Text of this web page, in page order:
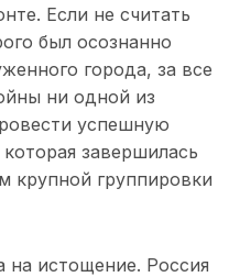
Если не считать
был осознанно
города, за все
ни одной из
успешную
завершилась
крупной группировки
на истощение. Россия